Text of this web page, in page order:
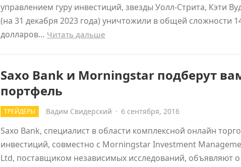
управлением гуру инвестиций, звезды Уолл-Стрита, Кэти
(на 31 декабря 2023 года) уничтожили в общей сложности
долларов… Читать дальше
Saxo Bank и Morningstar подберут
портфель
ТРЕЙДЕРЫ Вадим Свидерский · 6 сентября, 2016
Saxo Bank, специалист в области комплексной онлайн
инвестиций, совместно с Morningstar Investment
Ltd, поставщиком независимых исследований, объявляют о